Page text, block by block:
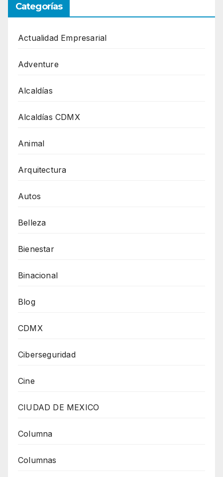
Categorías
Actualidad Empresarial
Adventure
Alcaldías
Alcaldías CDMX
Animal
Arquitectura
Autos
Belleza
Bienestar
Binacional
Blog
CDMX
Ciberseguridad
Cine
CIUDAD DE MEXICO
Columna
Columnas